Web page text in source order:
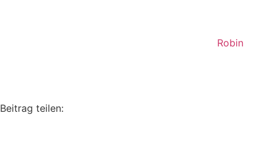
Robin
Beitrag teilen: